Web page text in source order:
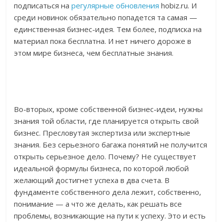
подписаться нарегулярные обновления hobiz.ru. И
среди новинок обязательно попадется та самая —
единственная бизнес-идея. Тем более, подписка на
материал пока бесплатна. И нет ничего дороже в
этом мире бизнеса, чем бесплатные знания.
Во-вторых, кроме собственной бизнес-идеи, нужны
знания той области, где планируется открыть свой
бизнес. Пресловутая экспертиза или экспертные
знания. Без серьезного багажа понятий не получится
открыть серьезное дело. Почему? Не существует
идеальной формулы бизнеса, по которой любой
желающий достигнет успеха в два счета. В
фундаменте собственного дела лежит, собственно,
понимание — а что же делать, как решать все
проблемы, возникающие на пути к успеху. Это и есть